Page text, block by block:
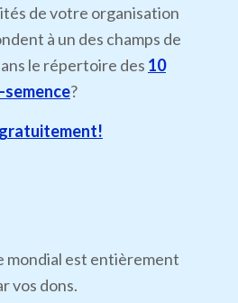
de votre organisation
à un des champs de
le répertoire des 10
?
mondial est entièrement
vos dons.